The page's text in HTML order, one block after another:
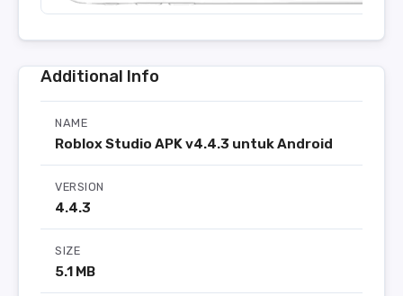
Additional Info
NAME
Roblox Studio APK v4.4.3 untuk Android
VERSION
4.4.3
SIZE
5.1 MB